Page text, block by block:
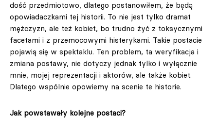
dość przedmiotowo, dlatego postanowiłem, że będą
opowiadaczkami tej historii. To nie jest tylko dramat
mężczyzn, ale też kobiet, bo trudno żyć z toksycznymi
facetami i z przemocowymi histerykami. Takie postacie
pojawią się w spektaklu. Ten problem, ta weryfikacja i
zmiana postawy, nie dotyczy jednak tylko i wyłącznie
mnie, mojej reprezentacji i aktorów, ale także kobiet.
Dlatego wspólnie opowiemy na scenie te historie.
Jak powstawały kolejne postaci?